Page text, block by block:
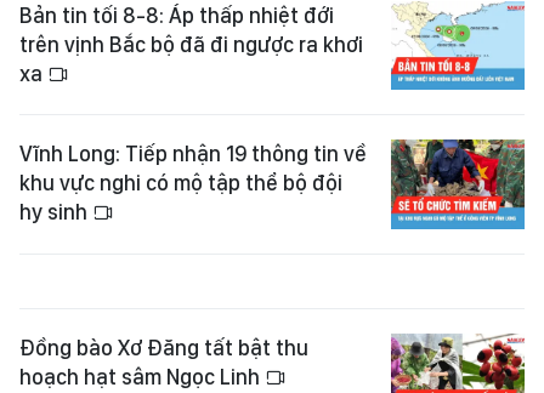
Bản tin tối 8-8: Áp thấp nhiệt đới
trên vịnh Bắc bộ đã đi ngược ra khơi
xa
Vĩnh Long: Tiếp nhận 19 thông tin về
khu vực nghi có mộ tập thể bộ đội
hy sinh
Đồng bào Xơ Đăng tất bật thu
hoạch hạt sâm Ngọc Linh